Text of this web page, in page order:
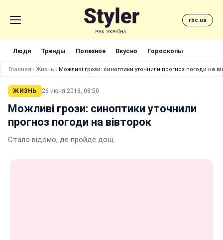
rbc.ua
Люди Тренды Полезное Вкусно Гороскопы
Главная › Жизнь › Можливі грози: синоптики уточнили прогноз погоди на
ЖИЗНЬ 26 июня 2018, 08:50
Можливі грози: синоптики уточнили
прогноз погоди на вівторок
Стало відомо, де пройде дощ